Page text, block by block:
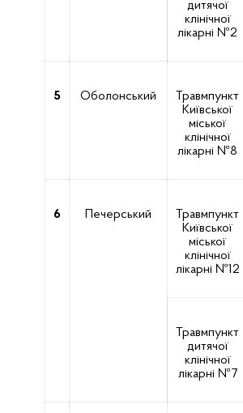
дитячої
клінічної
лікарні №2
5 Оболонський
Травмпункт
Київської
міської
клінічної
лікарні №8
6 Печерський
Травмпункт
Київської
міської
клінічної
лікарні №12
Травмпункт
дитячої
клінічної
лікарні №7